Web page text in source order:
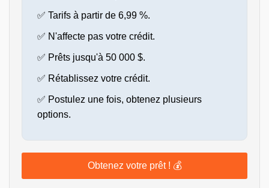
✅ Tarifs à partir de 6,99 %.
✅ N'affecte pas votre crédit.
✅ Prêts jusqu'à 50 000 $.
✅ Rétablissez votre crédit.
✅ Postulez une fois, obtenez plusieurs
options.
Obtenez votre prêt ! 💰